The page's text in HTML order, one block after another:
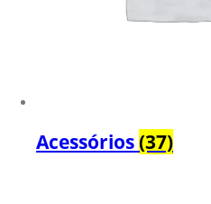
Acessórios(37)